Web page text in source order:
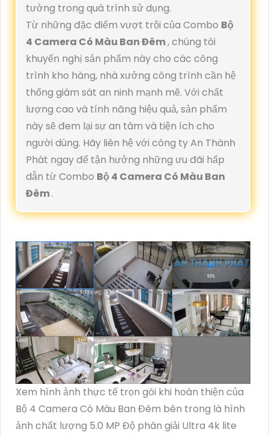
tưởng trong quá trình sử dụng.
Từ những đặc điểm vượt trội của Combo Bộ
4 Camera Có Màu Ban Đêm, chúng tôi
khuyến nghị sản phẩm này cho các công
trình kho hàng, nhà xưởng công trình cần hệ
thống giám sát an ninh mạnh mẽ. Với chất
lượng cao và tính năng hiệu quả, sản phẩm
này sẽ đem lại sự an tâm và tiện ích cho
người dùng. Hãy liên hệ với công ty An Thành
Phát ngay để tận hưởng những ưu đãi hấp
dẫn từ Combo Bộ 4 Camera Có Màu Ban
Đêm.
Xem hình ảnh thực tế trọn gói khi hoàn thiện của
Bộ 4 Camera Có Màu Ban Đêm bên trong là hình
ảnh chất lượng 5.0 MP Độ phân giải Ultra 4k lite